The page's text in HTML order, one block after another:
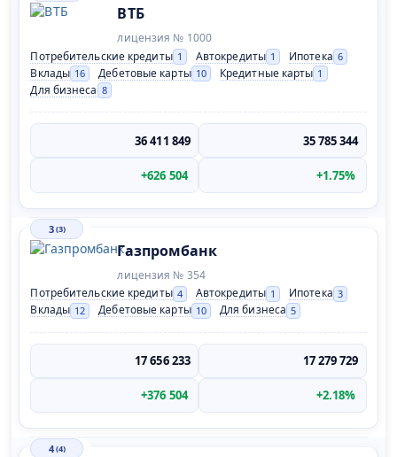
ВТБ
лицензия № 1000
Потребительские кредиты 1 Автокредиты 1 Ипотека 6
Вклады 16 Дебетовые карты 10 Кредитные карты 1
Для бизнеса 8
36 411 849 35 785 344
+626 504 +1.75%
3(3)
Газпромбанк
лицензия № 354
Потребительские кредиты 4 Автокредиты 1 Ипотека 3
Вклады 12 Дебетовые карты 10 Для бизнеса 5
17 656 233 17 279 729
+376 504 +2.18%
4(4)